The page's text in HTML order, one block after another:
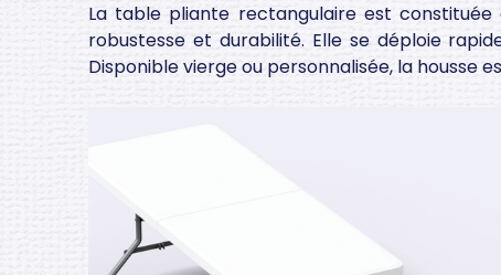
La table pliante rectangulaire est constituée
robustesse et durabilité. Elle se déploie
Disponible vierge ou personnalisée, la housse